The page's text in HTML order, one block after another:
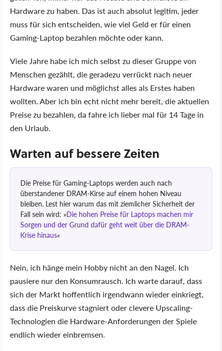
Hardware zu haben. Das ist auch absolut legitim, jeder
muss für sich entscheiden, wie viel Geld er für einen
Gaming-Laptop bezahlen möchte oder kann.
Viele Jahre habe ich mich selbst zu dieser Gruppe von
Menschen gezählt, die geradezu verrückt nach neuer
Hardware waren und möglichst alles als Erstes haben
wollten. Aber ich bin echt nicht mehr bereit, die aktuellen
Preise zu bezahlen, da fahre ich lieber mal für 14 Tage in
den Urlaub.
Warten auf bessere Zeiten
Die Preise für Gaming-Laptops werden auch nach
überstandener DRAM-Kirse auf einem hohen Niveau
bleiben. Lest hier warum das mit ziemlicher Sicherheit der
Fall sein wird: Die hohen Preise für Laptops machen mir
Sorgen und der Grund dafür geht weit über die DRAM-
Krise hinaus
Nein, ich hänge mein Hobby nicht an den Nagel. Ich
pausiere nur den Konsumrausch. Ich warte darauf, dass
sich der Markt hoffentlich irgendwann wieder einkriegt,
dass die Preiskurve stagniert oder clevere Upscaling-
Technologien die Hardware-Anforderungen der Spiele
endlich wieder einbremsen.